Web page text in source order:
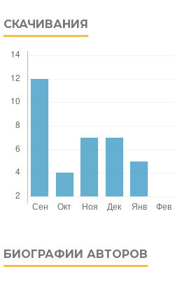
СКАЧИВАНИЯ
БИОГРАФИИ АВТОРОВ